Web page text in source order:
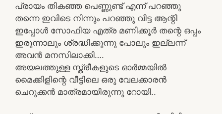
പ്രായം തികഞ്ഞ പെണ്ണുണ്ട് എന്ന് പറഞ്ഞു
തന്നെ ഇവിടെ നിന്നും പറഞ്ഞു വീട്ട ആന്റി
ഇപ്പോൾ സോഫിയ എത്ര മണിക്കൂർ തന്റെ ഒപ്പം
ഇരുന്നാലും ശ്രദ്ധിക്കുന്നു പോലും ഇല്ലന്ന്
അവൻ മനസിലാക്കി….
അയലത്തുള്ള സ്ത്രീകളുടെ ഓർമ്മയിൽ
മൈക്കിളിന്റെ വീട്ടിലെ ഒരു വേലക്കാരൻ
ചെറുക്കൻ മാത്രമായിരുന്നു റോയി..